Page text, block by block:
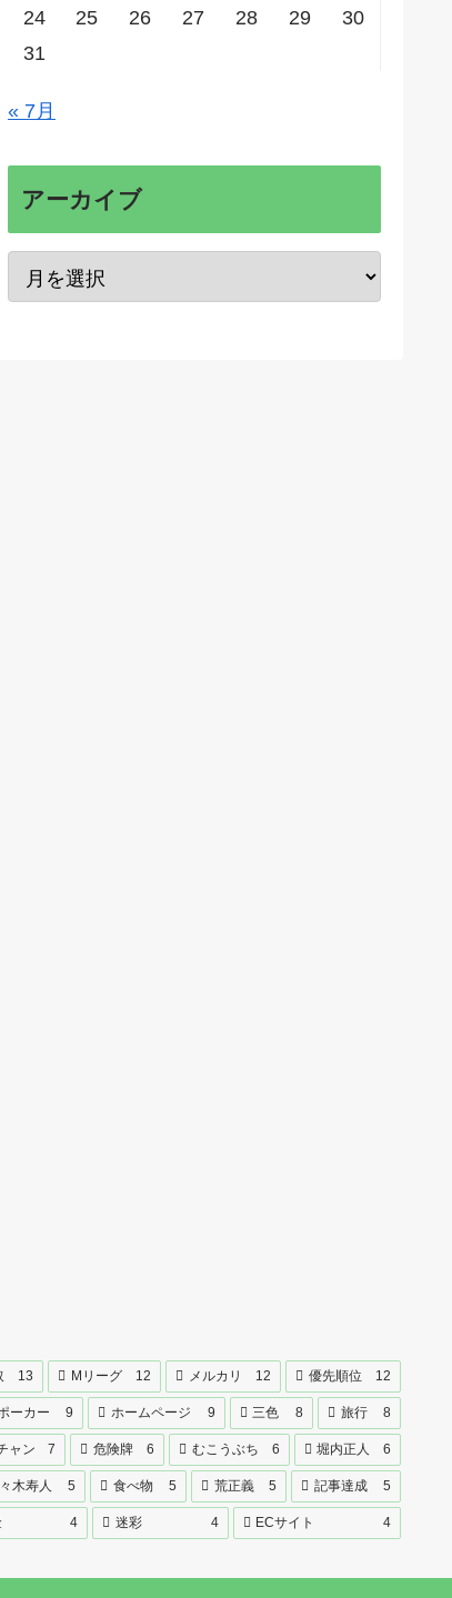
24
25 26 27 28 29
30
31
« 7月
アーカイブ
13 Mリーグ 12 メルカリ 12 優先順位 12
ーカー 9 ホームページ 9 三色 8 旅行 8
ャン 7 危険牌 6 むこうぶち 6 堀内正人 6
木寿人 5 食べ物 5 荒正義 5 記事達成 5
4 迷彩 4 ECサイト 4